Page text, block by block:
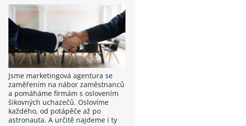
Jsme marketingová agentura se
zaměřením na nábor zaměstnanců
a pomáháme firmám s oslovením
šikovných uchazečů. Oslovíme
každého, od potápěče až po
astronauta. A určitě najdeme i ty